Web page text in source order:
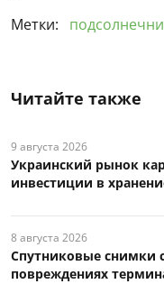
Метки:
Читайте также
9 августа 2026
Украинский рынок
инвестиции в
8 августа 2026
Спутниковые снимки
повреждениях